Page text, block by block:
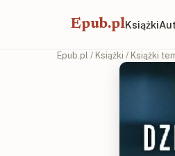
Epub.plKsiążki
Epub.pl / Książki / Książki